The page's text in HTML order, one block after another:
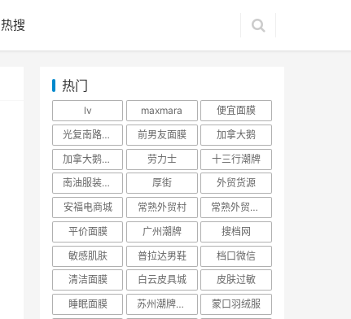
热搜
热门
lv maxmara
便宜面膜
光复南路潮牌
前男友面膜
加拿大鹅
加拿大鹅羽绒服
劳力士
十三行潮牌
南油服装批发市场
厚街
外贸货源
安福电商城
常熟外贸村
常熟外贸村货源
平价面膜
广州潮牌
搜档网
敏感肌肤
普拉达男鞋
档口微信
清洁面膜
白云皮具城
皮肤过敏
睡眠面膜
苏州潮牌货源
蒙口羽绒服